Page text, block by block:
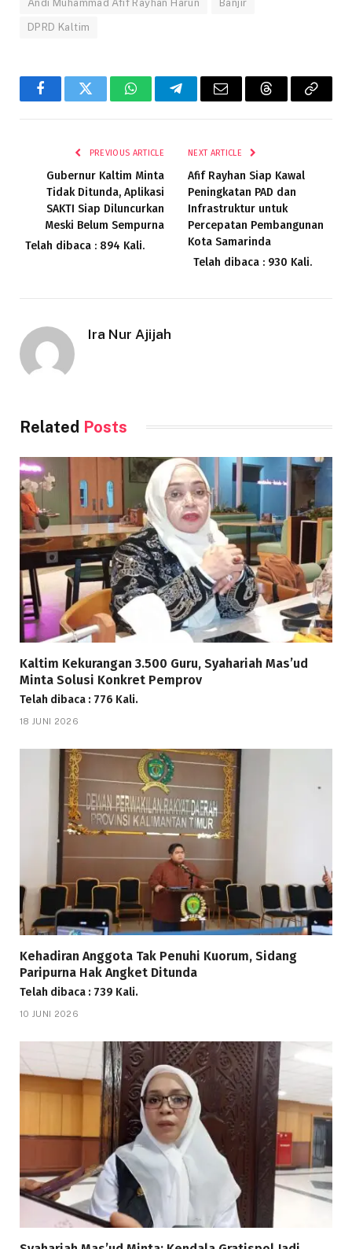
Andi Muhammad Afif Rayhan Harun Banjir
DPRD Kaltim
FacebookTwitter WhatsAppTelegramEmail ThreadsCopy
PREVIOUS ARTICLE
Gubernur Kaltim Minta
Tidak Ditunda, Aplikasi
SAKTI Siap Diluncurkan
Meski Belum Sempurna
Telah dibaca : 894 Kali.
NEXT ARTICLE
Afif Rayhan Siap Kawal
Peningkatan PAD dan
Infrastruktur untuk
Percepatan Pembangunan
Kota Samarinda
Telah dibaca : 930 Kali.
Ira Nur Ajijah
Related Posts
Kaltim Kekurangan 3.500 Guru, Syahariah Mas’ud
Minta Solusi Konkret Pemprov
Telah dibaca : 776 Kali.
18 JUNI 2026
Kehadiran Anggota Tak Penuhi Kuorum, Sidang
Paripurna Hak Angket Ditunda
Telah dibaca : 739 Kali.
10 JUNI 2026